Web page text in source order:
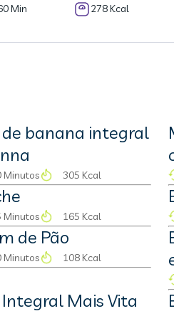
Min 278 Kcal
de banana integral
Minutos 305 Kcal
Minutos 165 Kcal
de Pão
Minutos 108 Kcal
Integral Mais Vita